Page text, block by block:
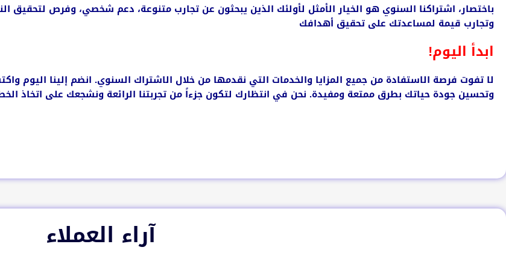
باختصار، اشتراكنا السنوي هو الخيار الأمثل لأولئك الذين يبحثون عن تجارب متنوعة، دعم شخصي، وفرص
وتجارب قيمة لمساعدتك على تحقيق أهدافك
ابدأ اليوم!
لا تفوت فرصة الاستفادة من جميع المزايا والخدمات التي نقدمها من خلال الاشتراك السنوي. انضم إلينا
وتحسين جودة حياتك بطرق ممتعة ومفيدة. نحن في انتظارك لتكون جزءاً من تجربتنا الرائعة ونشجعك على اتخاذ
آراء العملاء​